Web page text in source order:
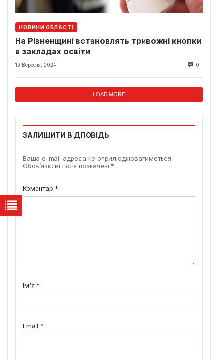
НОВИНИ ОБЛАСТІ
На Рівненщині встановлять тривожні кнопки
в закладах освіти
19 Вересня, 2024 0
LOAD MORE
ЗАЛИШИТИ ВІДПОВІДЬ
Ваша e-mail адреса не оприлюднюватиметься.
Обов’язкові поля позначені *
Коментар *
Ім'я *
Email *